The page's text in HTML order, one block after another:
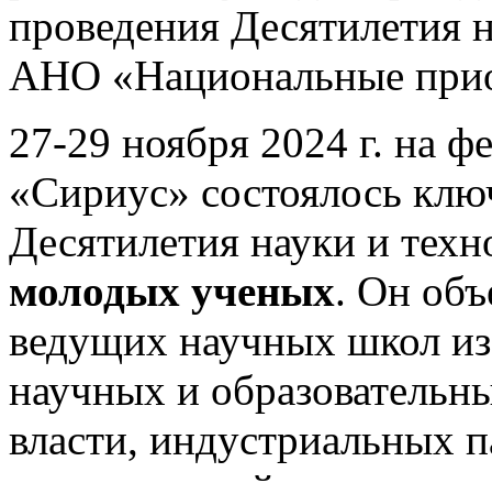
проведения Десятилетия
АНО «Национальные
27-29 ноября 2024 г. на
«Сириус» состоялось
Десятилетия науки и
молодых ученых. Он
ведущих научных школ
научных и
власти, индустриальных